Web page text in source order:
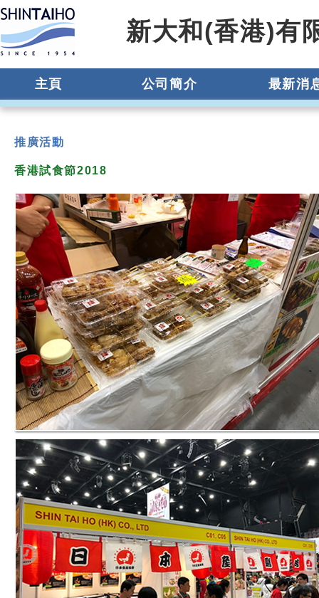
新大和(香港)有
主頁 公司簡介 最新消
推廣活動
香港試食節2018